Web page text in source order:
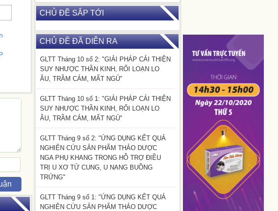
CHỦ ĐỀ SẮP TỚI
CHỦ ĐỀ ĐÃ DIỄN RA
GLTT Tháng 10 số 2: "GIẢI PHÁP CẢI THIỆN
SUY NHƯỢC THẦN KINH, RỐI LOẠN LO
ÂU, TRẦM CẢM, MẤT NGỦ"
GLTT Tháng 10 số 1: "GIẢI PHÁP CẢI THIỆN
SUY NHƯỢC THẦN KINH, RỐI LOẠN LO
ÂU, TRẦM CẢM, MẤT NGỦ"
GLTT Tháng 9 số 2: "ỨNG DỤNG KẾT QUẢ
NGHIÊN CỨU SẢN PHẨM THẢO DƯỢC
NGA PHỤ KHANG TRONG HỖ TRỢ ĐIỀU
TRỊ U XƠ TỬ CUNG, U NANG BUỒNG
TRỨNG"
GLTT Tháng 9 số 1: "ỨNG DỤNG KẾT QUẢ
NGHIÊN CỨU SẢN PHẨM THẢO DƯỢC